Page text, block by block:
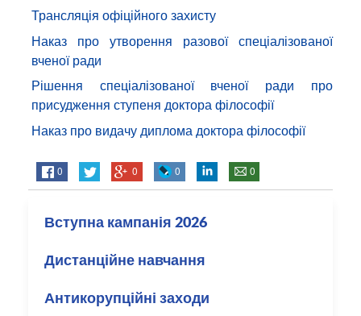
Трансляція офіційного захисту
Наказ про утворення разової спеціалізованої
вченої ради
Рішення спеціалізованої вченої ради про
присудження ступеня доктора філософії
Наказ про видачу диплома доктора філософії
0 0 0 0
Вступна кампанія 2026
Дистанційне навчання
Антикорупційні заходи